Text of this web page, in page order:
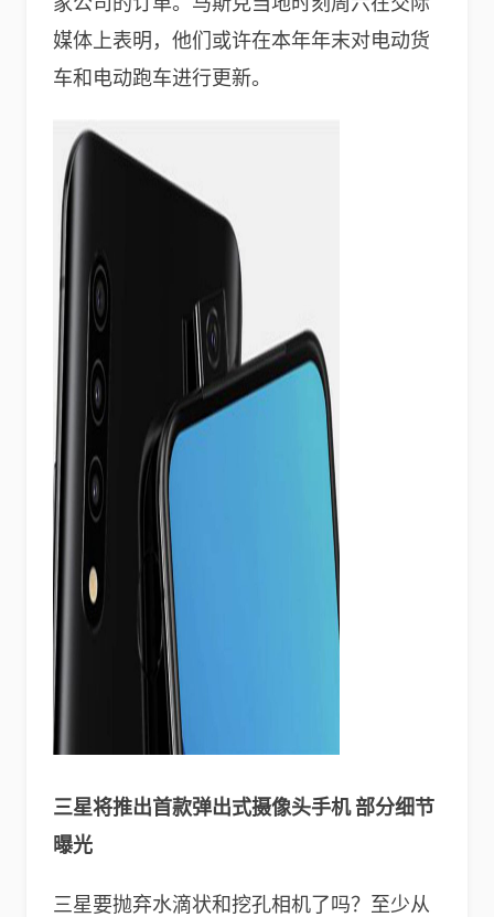
媒体上表明，他们或许在本年年末对电动货
车和电动跑车进行更新。
三星将推出首款弹出式摄像头手机 部分细节
曝光
三星要抛弃水滴状和挖孔相机了吗？至少从